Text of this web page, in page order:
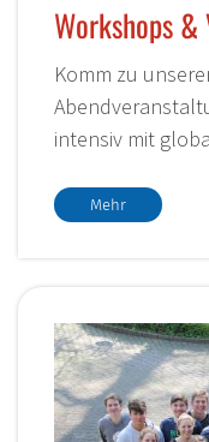
Workshops
Komm zu
intensiv mit
Mehr